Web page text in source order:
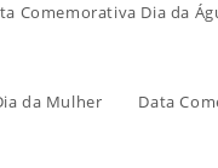
Comemorativa Dia da
da Mulher Data